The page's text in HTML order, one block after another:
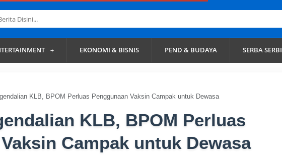
EKONOMI & BISNIS PEND & BUDAYA SERBA SERBI
KLB, BPOM Perluas Penggunaan Vaksin Campak untuk Dewasa
KLB, BPOM Perluas
Campak untuk Dewasa